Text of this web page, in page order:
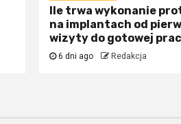
Ile trwa wykonanie
na implantach od
wizyty do gotowej
6 dni ago Redakcja